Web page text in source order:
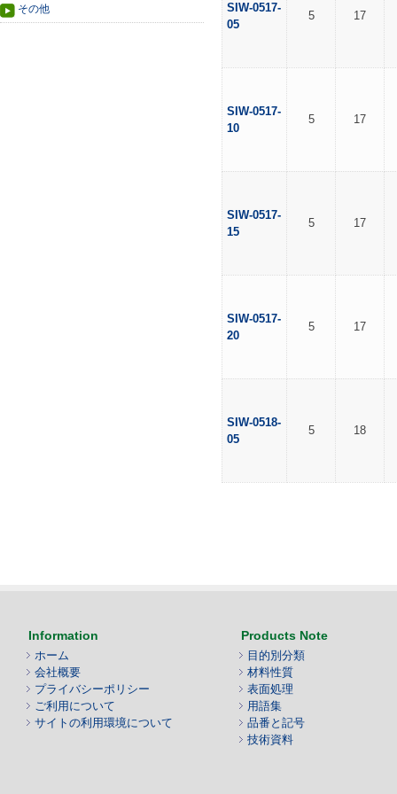
その他
SIW-0517-
05
5 17
SIW-0517-
10
5 17
SIW-0517-
15
5 17
SIW-0517-
20
5 17
SIW-0518-
05
5 18
Information
ホーム
会社概要
プライバシーポリシー
ご利用について
サイトの利用環境について
Products Note
目的別分類
材料性質
表面処理
用語集
品番と記号
技術資料